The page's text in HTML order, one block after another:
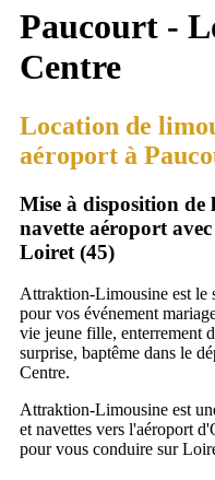
Paucourt -
Centre
Location de
aéroport à
Mise à disposition de
navette aéroport
Loiret (45)
Attraktion-Limousine est le
pour vos événement
vie jeune fille, enterrement
surprise, baptême dans le
Centre.
Attraktion-Limousine est
et navettes vers l'aéroport
pour vous conduire sur